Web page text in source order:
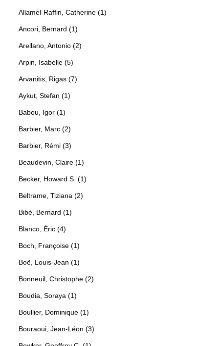
Allamel-Raffin, Catherine (1)
Ancori, Bernard (1)
Arellano, Antonio (2)
Arpin, Isabelle (5)
Arvanitis, Rigas (7)
Aykut, Stefan (1)
Babou, Igor (1)
Barbier, Marc (2)
Barbier, Rémi (3)
Beaudevin, Claire (1)
Becker, Howard S. (1)
Beltrame, Tiziana (2)
Bibé, Bernard (1)
Blanco, Éric (4)
Boch, Françoise (1)
Boë, Louis-Jean (1)
Bonneuil, Christophe (2)
Boudia, Soraya (1)
Boullier, Dominique (1)
Bouraoui, Jean-Léon (3)